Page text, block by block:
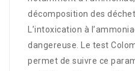
décomposition des
L’intoxication à
dangereuse. Le test
permet de suivre ce